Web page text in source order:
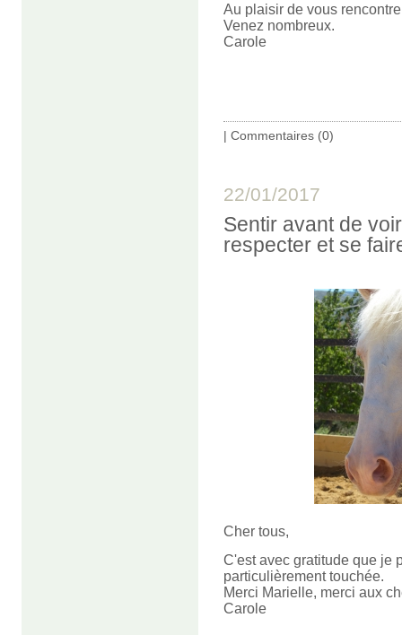
Au plaisir de vous
Venez nombreux.
Carole
| Commentaires (0)
22/01/2017
Sentir avant de
respecter et se
Cher tous,
C'est avec gratitude que je
particulièrement touchée.
Merci Marielle, merci aux
Carole